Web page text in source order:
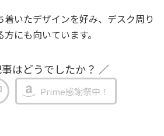
着いたデザインを好み、デスク周り
にも向いています。
はどうでしたか？ ／
Prime感謝祭中！